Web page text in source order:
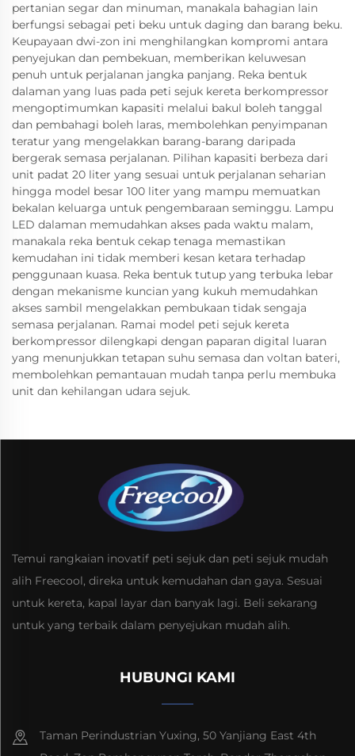
pertanian segar dan minuman, manakala bahagian lain
berfungsi sebagai peti beku untuk daging dan barang beku.
Keupayaan dwi-zon ini menghilangkan kompromi antara
penyejukan dan pembekuan, memberikan keluwesan
penuh untuk perjalanan jangka panjang. Reka bentuk
dalaman yang luas pada peti sejuk kereta berkompressor
mengoptimumkan kapasiti melalui bakul boleh tanggal
dan pembahagi boleh laras, membolehkan penyimpanan
teratur yang mengelakkan barang-barang daripada
bergerak semasa perjalanan. Pilihan kapasiti berbeza dari
unit padat 20 liter yang sesuai untuk perjalanan seharian
hingga model besar 100 liter yang mampu memuatkan
bekalan keluarga untuk pengembaraan seminggu. Lampu
LED dalaman memudahkan akses pada waktu malam,
manakala reka bentuk cekap tenaga memastikan
kemudahan ini tidak memberi kesan ketara terhadap
penggunaan kuasa. Reka bentuk tutup yang terbuka lebar
dengan mekanisme kuncian yang kukuh memudahkan
akses sambil mengelakkan pembukaan tidak sengaja
semasa perjalanan. Ramai model peti sejuk kereta
berkompressor dilengkapi dengan paparan digital luaran
yang menunjukkan tetapan suhu semasa dan voltan bateri,
membolehkan pemantauan mudah tanpa perlu membuka
unit dan kehilangan udara sejuk.
Temui rangkaian inovatif peti sejuk dan peti sejuk mudah
alih Freecool, direka untuk kemudahan dan gaya. Sesuai
untuk kereta, kapal layar dan banyak lagi. Beli sekarang
untuk yang terbaik dalam penyejukan mudah alih.
HUBUNGI KAMI
Taman Perindustrian Yuxing, 50 Yanjiang East 4th